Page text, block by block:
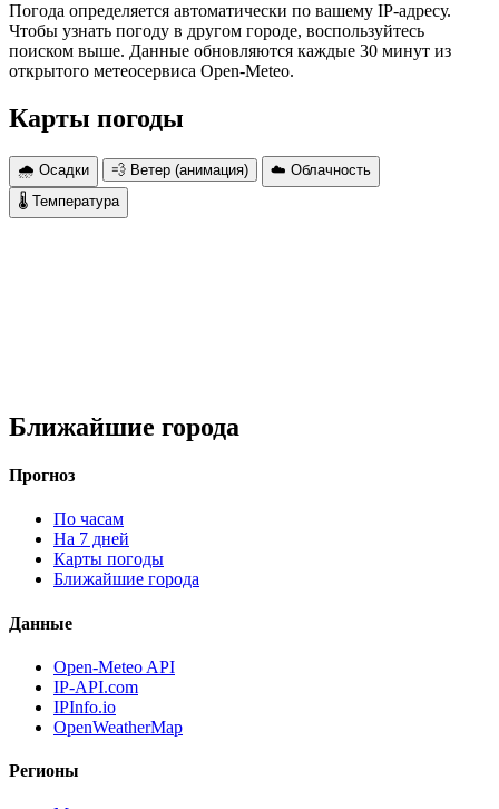
Погода определяется автоматически по вашему IP-адресу.
Чтобы узнать погоду в другом городе, воспользуйтесь
поиском выше. Данные обновляются каждые 30 минут из
открытого метеосервиса Open-Meteo.
Карты погоды
🌧 Осадки 💨 Ветер (анимация)
☁️ Облачность
🌡 Температура
Ближайшие города
Прогноз
По часам
На 7 дней
Карты погоды
Ближайшие города
Данные
Open-Meteo API
IP-API.com
IPInfo.io
OpenWeatherMap
Регионы